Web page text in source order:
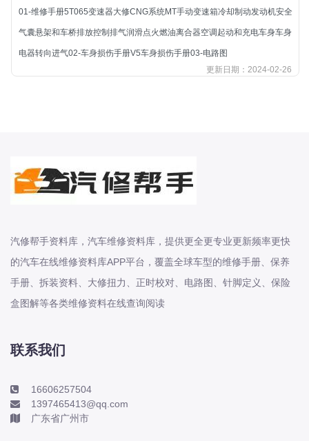
宝马
宝骏
宾利
本田
本田-东风本田
本田-广州本田
标致
标致-进口
比亚迪
01-维修手册5T065变速器大修CNG系统MT手动变速箱冷却制动发动机安全
气囊悬架和车桥排放控制排气润滑点火燃油离合器空调起动和充电车身车身
电器转向进气02-车身损伤手册V5车身损伤手册03-电路图
更新日期：2024-02-26
汽修帮手资料库，汽车维修资料库，提供更全更专业更新频率更快
的汽车在线维修资料库APP平台，覆盖全球车型的维修手册、保养
手册、拆装资料、大修扭力、正时校对、电路图、针脚定义、保险
盒图解等各类维修资料在线查询阅读
联系我们
16606257504
1397465413@qq.com
广东省广州市